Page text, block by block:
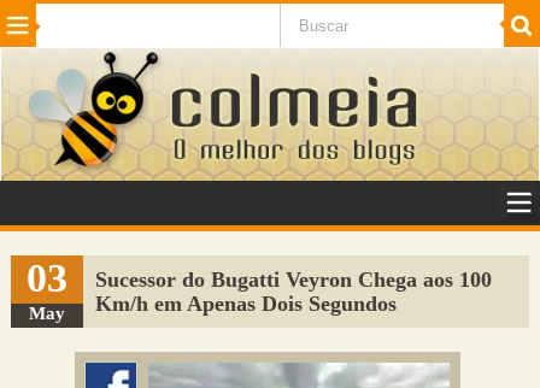
Beleza Cinema e TV
Internet Jogos NotÃ­cias SaÃºde
VeÃ­culos Adulto
Sugerir Link
Adicionar Blog
Colmeia Exchange
03
May
Sucessor do Bugatti Veyron Chega aos 100
Km/h em Apenas Dois Segundos